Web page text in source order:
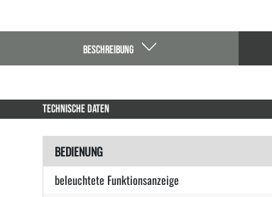
BESCHREIBUNG
TECHNISCHE DATEN
BEDIENUNG
beleuchtete Funktionsanzeige